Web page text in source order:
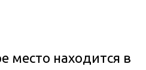
место находится в